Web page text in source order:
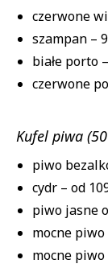
czerwone
szampan –
białe porto
czerwone
Kufel piwa
piwo
cydr – od
piwo jasne
mocne piwo
mocne piwo